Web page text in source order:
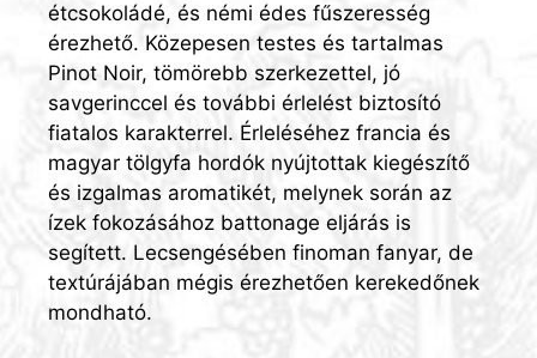
étcsokoládé, és némi édes fűszeresség
érezhető. Közepesen testes és tartalmas
Pinot Noir, tömörebb szerkezettel, jó
savgerinccel és további érlelést biztosító
fiatalos karakterrel. Érleléséhez francia és
magyar tölgyfa hordók nyújtottak kiegészítő
és izgalmas aromatikét, melynek során az
ízek fokozásához battonage eljárás is
segített. Lecsengésében finoman fanyar, de
textúrájában mégis érezhetően kerekedőnek
mondható.